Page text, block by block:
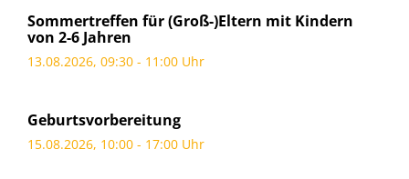
Sommertreffen für (Groß-)Eltern mit Kindern
von 2-6 Jahren
13.08.2026, 09:30 - 11:00 Uhr
Geburtsvorbereitung
15.08.2026, 10:00 - 17:00 Uhr